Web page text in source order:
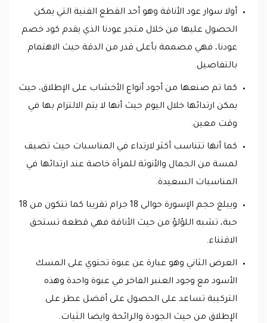
أولا سوار عود الأناقة وهو أحد القطع الفنية التي يمكن
الحصول عليها من خلال متجر عودنا الذي يقدم كود خصم
عودنا، فهي مصممة بأعلى قدر من الدقة حيث الاهتمام
بالتفاصيل.
كما تم صنعها من أجود أنواع الأخشاب على الإطلاق، حيث
يمكن ارتدائها خلال اليوم حيث أنها لا يتم الالتزام بها في
وقت معين.
كما أنها تتناسب أكثر لارتداء في المناسبات حيث تضيف
لمسة من الجمال والأنوثة للمرأة خاصة عند ارتدائها في
المناسبات السعيدة.
ويبلغ حجم الإسورة حوالى 18 جرام تقريبا كما تتكون من 18
حبة، تشبه اللؤلؤ من حيث الأناقة فهي قطعة تستحق
الاقتناء.
العرض الثاني وهو عبارة عن عبوة تحتوي على المسك
الأسود مع وجود العنبر الفاخر في عبوة واحدة وهذه
التركيبة تساعد على الحصول على أفضل عطر على
الإطلاق من حيث الجودة والرائحة وايضا الثبات.